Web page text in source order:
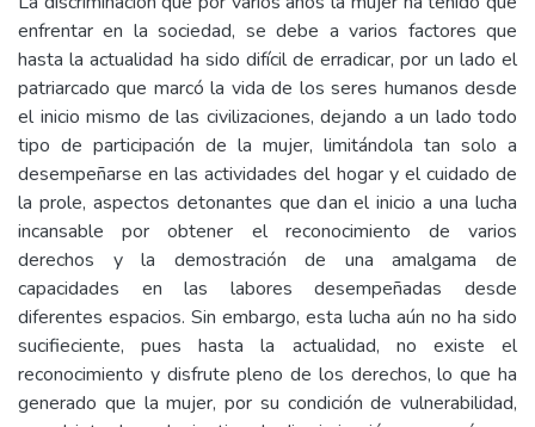
enfrentar en la sociedad, se debe a varios factores que
hasta la actualidad ha sido difícil de erradicar, por un lado el
patriarcado que marcó la vida de los seres humanos desde
el inicio mismo de las civilizaciones, dejando a un lado todo
tipo de participación de la mujer, limitándola tan solo a
desempeñarse en las actividades del hogar y el cuidado de
la prole, aspectos detonantes que dan el inicio a una lucha
incansable por obtener el reconocimiento de varios
derechos y la demostración de una amalgama de
capacidades en las labores desempeñadas desde
diferentes espacios. Sin embargo, esta lucha aún no ha sido
sucifieciente, pues hasta la actualidad, no existe el
reconocimiento y disfrute pleno de los derechos, lo que ha
generado que la mujer, por su condición de vulnerabilidad,